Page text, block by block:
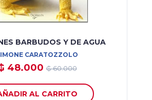
BARBUDOS Y DE AGUA
CARATOZZOLO
48.000₲ 60.000
AL CARRITO